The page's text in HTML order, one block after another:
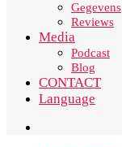
Gegevens
Reviews
Media
Podcast
Blog
CONTACT
Language